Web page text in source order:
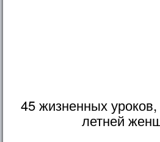
45 жизненных
летней